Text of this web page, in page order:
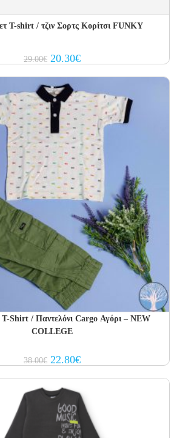
T-shirt / τζιν Σορτς Κορίτσι FUNKY
29.00€ Original
price
29.00€.
20.30€Current
price
Τ-Shirt / Παντελόνι Cargo Αγόρι – NEW
COLLEGE
38.00€ Original
price
22.80€Current
price